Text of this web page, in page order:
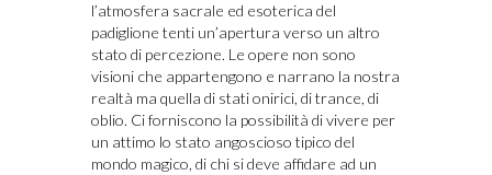
l’atmosfera sacrale ed esoterica del
padiglione tenti un’apertura verso un altro
stato di percezione. Le opere non sono
visioni che appartengono e narrano la nostra
realtà ma quella di stati onirici, di trance, di
oblio. Ci forniscono la possibilità di vivere per
un attimo lo stato angoscioso tipico del
mondo magico, di chi si deve affidare ad un